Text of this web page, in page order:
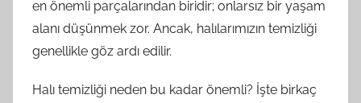
en önemli parçalarından biridir; onlarsız bir yaşam
alanı düşünmek zor. Ancak, halılarımızın temizliği
genellikle göz ardı edilir.
Halı temizliği neden bu kadar önemli? İşte birkaç